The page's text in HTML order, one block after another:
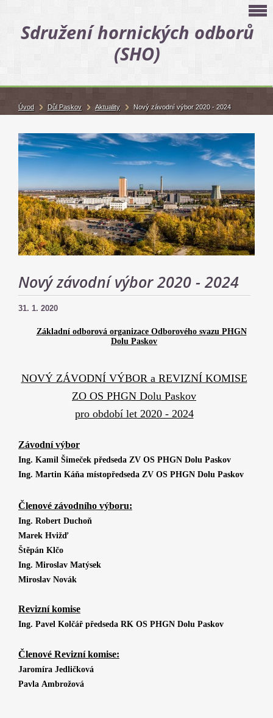
Sdružení hornických odborů
(SHO)
Nový závodní výbor 2020 - 2024
31. 1. 2020
Základní odborová organizace Odborového svazu PHGN
Dolu Paskov
NOVÝ ZÁVODNÍ VÝBOR a REVIZNÍ KOMISE
ZO OS PHGN Dolu Paskov
pro období let 2020 - 2024
Závodní výbor
Ing. Kamil Šimeček předseda ZV OS PHGN Dolu Paskov
Ing. Martin Káňa místopředseda ZV OS PHGN Dolu Paskov
Členové závodního výboru:
Ing. Robert Duchoň
Marek Hvižď
Štěpán Klčo
Ing. Miroslav Matýsek
Miroslav Novák
Revizní komise
Ing. Pavel Kolčář předseda RK OS PHGN Dolu Paskov
Členové Revizní komise:
Jaromíra Jedličková
Pavla Ambrožová
Úvod Důl Paskov Aktuality Nový závodní výbor 2020 - 2024